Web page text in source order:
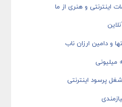
اینترنتی و هنری از ما
و دامین ارزان ناب
میلیونی
پرسود اینترنتی